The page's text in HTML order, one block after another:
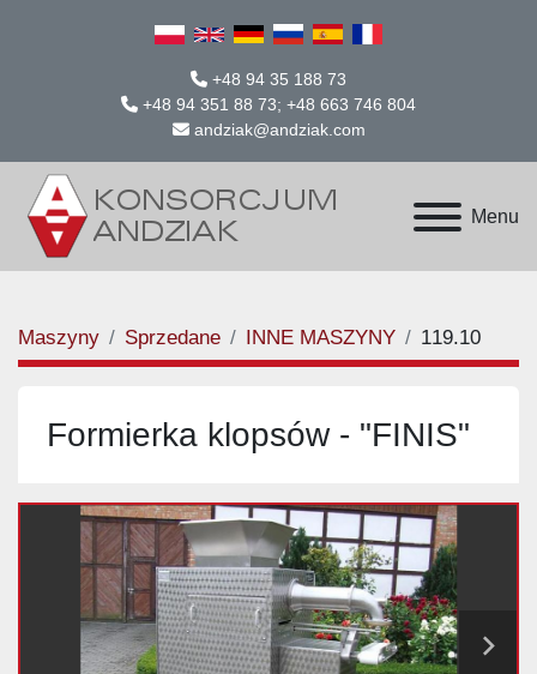
+48 94 35 188 73
+48 94 351 88 73; +48 663 746 804
andziak@andziak.com
Menu
Maszyny Sprzedane INNE MASZYNY 119.10
Formierka klopsów - "FINIS"